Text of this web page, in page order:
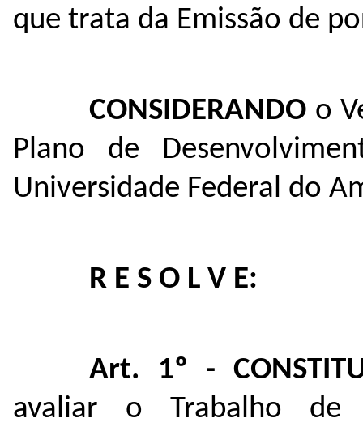
que trata da Emissão de
CONSIDERANDO o
Plano de
Universidade Federal do
R E S O L V E:
Art. 1º -
avaliar o Trabalho de